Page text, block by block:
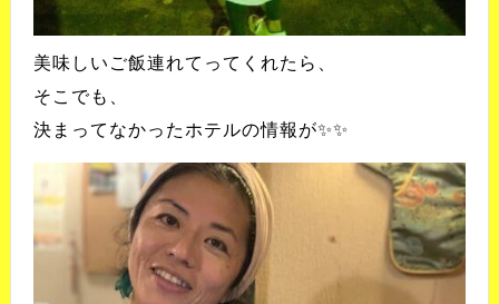
美味しいご飯連れてってくれたら、
そこでも、
決まってなかったホテルの情報が✨✨